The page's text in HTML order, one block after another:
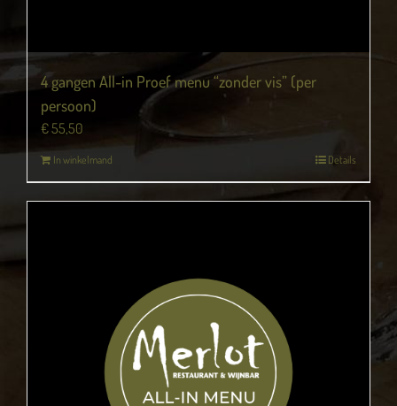
4 gangen All-in Proef menu “zonder vis” (per
persoon)
€55,50
In winkelmand Details